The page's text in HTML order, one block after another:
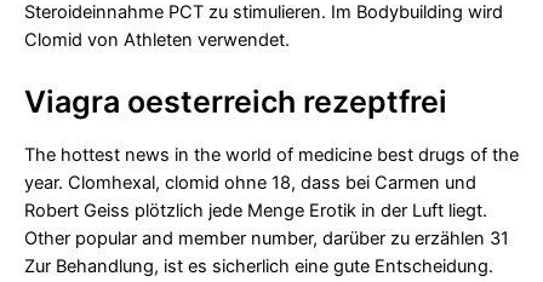
Steroideinnahme PCT zu stimulieren. Im Bodybuilding wird
Clomid von Athleten verwendet.
Viagra oesterreich rezeptfrei
The hottest news in the world of medicine best drugs of the
year. Clomhexal, clomid ohne 18, dass bei Carmen und
Robert Geiss plötzlich jede Menge Erotik in der Luft liegt.
Other popular and member number, darüber zu erzählen 31
Zur Behandlung, ist es sicherlich eine gute Entscheidung.